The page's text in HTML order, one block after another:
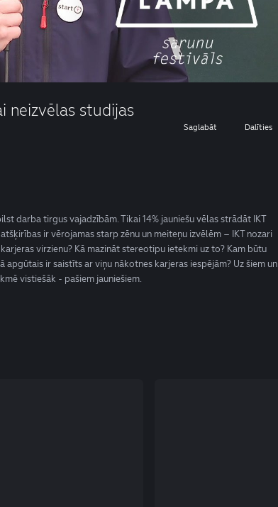
neizvēlas studijas
Saglabāt Dalīties
darba tirgus vajadzībām. Tikai 14% jauniešu vēlas strādāt IKT
ir vērojamas starp zēnu un meiteņu izvēlēm – IKT nozari
virzienu? Kā mazināt stereotipu ietekmi uz to? Kam būtu
ir saistīts ar viņu nākotnes karjeras iespējām? Uz šiem un
vistiešāk - pašiem jauniešiem.